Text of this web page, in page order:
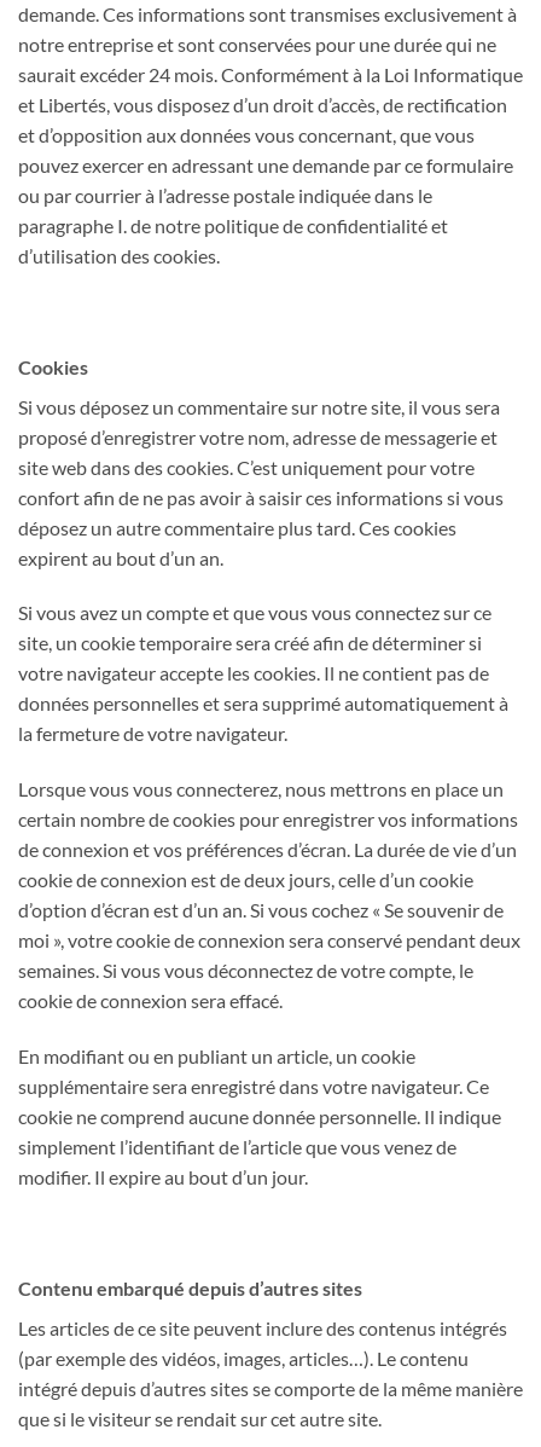
demande. Ces informations sont transmises exclusivement à
notre entreprise et sont conservées pour une durée qui ne
saurait excéder 24 mois. Conformément à la Loi Informatique
et Libertés, vous disposez d’un droit d’accès, de rectification
et d’opposition aux données vous concernant, que vous
pouvez exercer en adressant une demande par ce formulaire
ou par courrier à l’adresse postale indiquée dans le
paragraphe I. de notre politique de confidentialité et
d’utilisation des cookies.
Cookies
Si vous déposez un commentaire sur notre site, il vous sera
proposé d’enregistrer votre nom, adresse de messagerie et
site web dans des cookies. C’est uniquement pour votre
confort afin de ne pas avoir à saisir ces informations si vous
déposez un autre commentaire plus tard. Ces cookies
expirent au bout d’un an.
Si vous avez un compte et que vous vous connectez sur ce
site, un cookie temporaire sera créé afin de déterminer si
votre navigateur accepte les cookies. Il ne contient pas de
données personnelles et sera supprimé automatiquement à
la fermeture de votre navigateur.
Lorsque vous vous connecterez, nous mettrons en place un
certain nombre de cookies pour enregistrer vos informations
de connexion et vos préférences d’écran. La durée de vie d’un
cookie de connexion est de deux jours, celle d’un cookie
d’option d’écran est d’un an. Si vous cochez « Se souvenir de
moi », votre cookie de connexion sera conservé pendant deux
semaines. Si vous vous déconnectez de votre compte, le
cookie de connexion sera effacé.
En modifiant ou en publiant un article, un cookie
supplémentaire sera enregistré dans votre navigateur. Ce
cookie ne comprend aucune donnée personnelle. Il indique
simplement l’identifiant de l’article que vous venez de
modifier. Il expire au bout d’un jour.
Contenu embarqué depuis d’autres sites
Les articles de ce site peuvent inclure des contenus intégrés
(par exemple des vidéos, images, articles…). Le contenu
intégré depuis d’autres sites se comporte de la même manière
que si le visiteur se rendait sur cet autre site.